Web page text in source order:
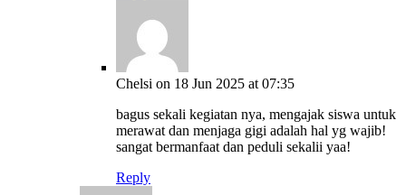
Chelsi on 18 Jun 2025 at 07:35
bagus sekali kegiatan nya, mengajak siswa untuk
merawat dan menjaga gigi adalah hal yg wajib!
sangat bermanfaat dan peduli sekalii yaa!
Reply